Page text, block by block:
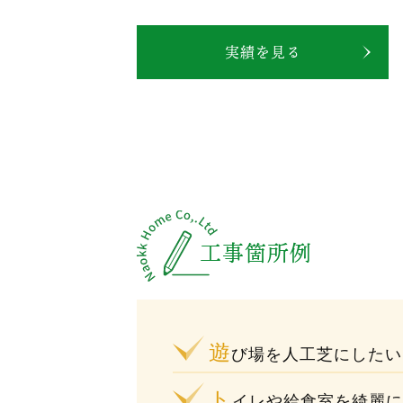
実績を見る
工事箇所例
遊び場を人工芝にしたい